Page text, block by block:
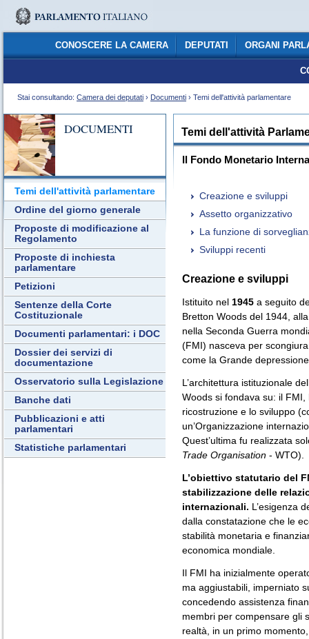
CONOSCERE LA CAMERA DEPUTATI ORGANI
Stai consultando: Camera dei deputati › Documenti › Temi dell'attività parlamentare
DOCUMENTI
Temi dell'attività parlamentare
Ordine del giorno generale
Proposte di modificazione al
Regolamento
Proposte di inchiesta
parlamentare
Petizioni
Sentenze della Corte
Costituzionale
Documenti parlamentari: i DOC
Dossier dei servizi di
documentazione
Osservatorio sulla Legislazione
Banche dati
Pubblicazioni e atti
parlamentari
Statistiche parlamentari
Temi dell'attività
Il Fondo Monetario
Creazione e sviluppi
Assetto organizzativo
La funzione di
Sviluppi recenti
Creazione e sviluppi
Istituito nel 1945 a seguito
Bretton Woods del 1944,
nella Seconda Guerra
(FMI) nasceva per
come la Grande
L’architettura istituzionale
Woods si fondava su: il
ricostruzione e lo sviluppo
un’Organizzazione
Quest’ultima fu realizzata
Trade Organisation - WTO).
L’obiettivo statutario del
stabilizzazione delle
internazionali. L’esigenza
dalla constatazione che le
stabilità monetaria e
economica mondiale.
Il FMI ha inizialmente
ma aggiustabili, imperniato
concedendo assistenza
membri per compensare gli
realtà, in un primo